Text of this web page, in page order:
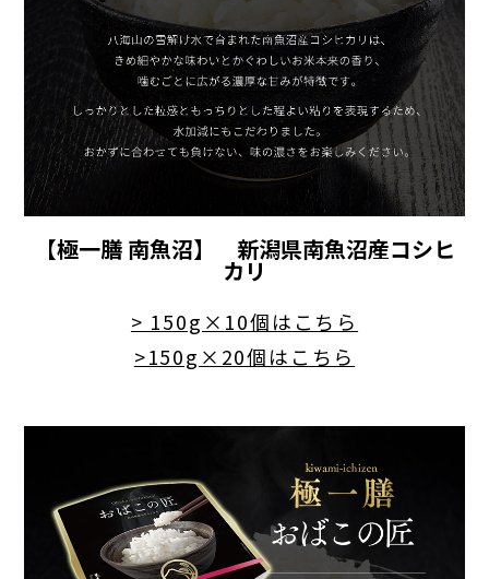
【極一膳 南魚沼】 新潟県南魚沼産コシヒ
カリ
> 150g×10個はこちら
>150g×20個はこちら